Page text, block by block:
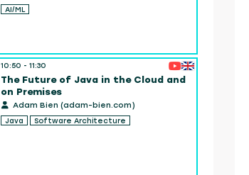
AI/ML
10:50 - 11:30
The Future of Java in the Cloud and
on Premises
Adam Bien (adam-bien.com)
Java
Software Architecture